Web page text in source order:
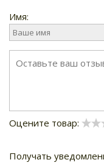
Имя:
Оцените товар:
Получать